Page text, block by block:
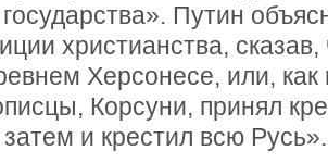
Путин
христианства,
Херсонесе, или, как
Корсуни, принял
и крестил всю Русь».